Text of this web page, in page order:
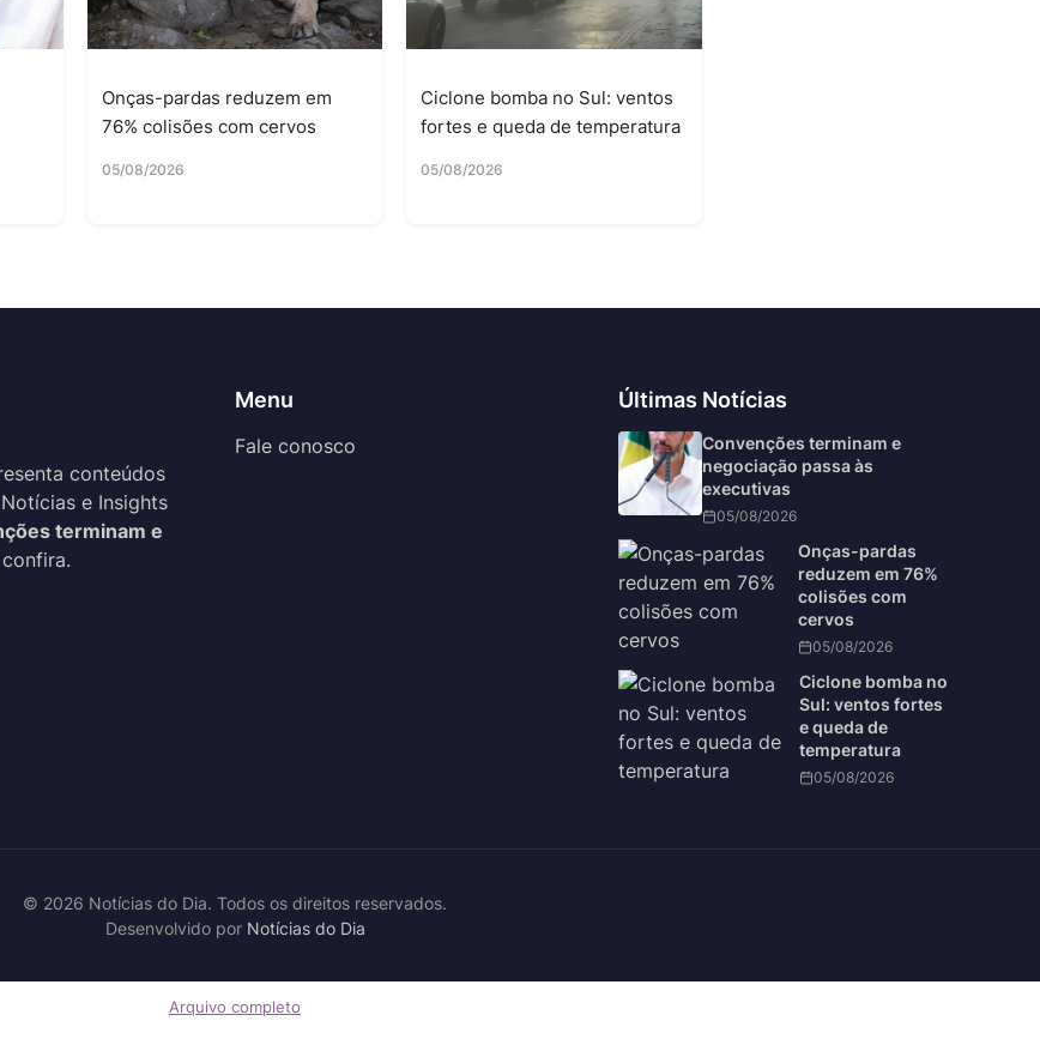
Onças-pardas reduzem em
76% colisões com cervos
05/08/2026
Ciclone bomba no Sul: ventos
fortes e queda de temperatura
05/08/2026
conteúdos
e Insights
terminam e
Menu
Fale conosco
Últimas Notícias
Convenções terminam e
negociação passa às
executivas
05/08/2026
Onças-pardas
reduzem em 76%
colisões com
cervos
05/08/2026
Ciclone bomba no
Sul: ventos fortes
e queda de
temperatura
05/08/2026
© 2026 Notícias do Dia. Todos os direitos reservados.
Desenvolvido por Notícias do Dia
Arquivo completo